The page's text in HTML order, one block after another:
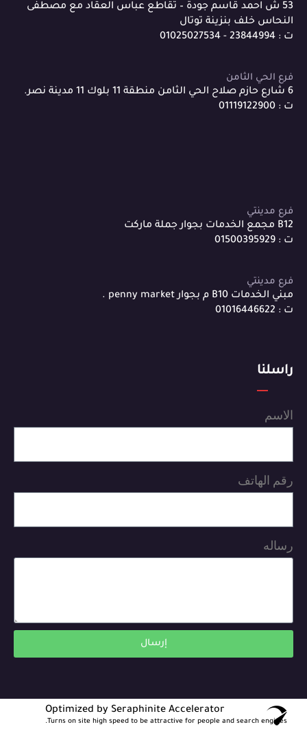
53 ش احمد قاسم جودة – تقاطع عباس العقاد مع مصطفى
النحاس خلف بنزينة توتال
ت : 23844994 - 01025027534
فرع الحي الثامن
6 شارع حازم صلاح الحي الثامن منطقة 11 بلوك 11 مدينة نصر.
ت : 01119122900
فرع مدينتي
B12 مجمع الخدمات بجوار جملة ماركت
ت : 01500395929
فرع مدينتي
مبني الخدمات B10 م بجوار penny market .
ت : 01016446622
راسلنا
الاسم
رقم الهاتف
رساله
إرسال
Optimized by Seraphinite Accelerator
Turns on site high speed to be attractive for people and search engines.